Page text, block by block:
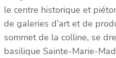
le centre historique et
de galeries d’art et de
sommet de la colline, se
basilique Sainte-Marie-